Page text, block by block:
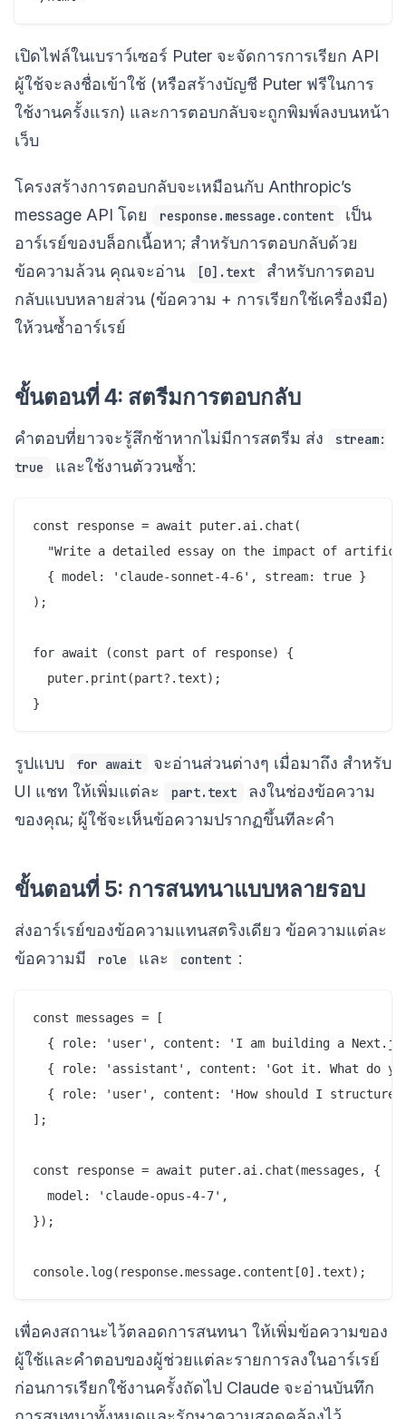
เปิดไฟล์ในเบราว์เซอร์ Puter จะจัดการการเรียก API
ผู้ใช้จะลงชื่อเข้าใช้ (หรือสร้างบัญชี Puter ฟรีในการ
ใช้งานครั้งแรก) และการตอบกลับจะถูกพิมพ์ลงบนหน้า
เว็บ
โครงสร้างการตอบกลับจะเหมือนกับ Anthropic’s
message API โดย
response.message.content
เป็น
อาร์เรย์ของบล็อกเนื้อหา; สำหรับการตอบกลับด้วย
ข้อความล้วน คุณจะอ่าน
[0].text
สำหรับการตอบ
กลับแบบหลายส่วน (ข้อความ + การเรียกใช้เครื่องมือ)
ให้วนซ้ำอาร์เรย์
ขั้นตอนที่ 4: สตรีมการตอบกลับ
คำตอบที่ยาวจะรู้สึกช้าหากไม่มีการสตรีม ส่ง
stream:
true
และใช้งานตัววนซ้ำ:
const response = await puter.ai.chat(
"Write a detailed essay on the impact of
  { model: 'claude-sonnet-4-6', stream: true }
);
for await (const part of response) {
  puter.print(part?.text);
รูปแบบ for await
จะอ่านส่วนต่างๆ เมื่อมาถึง สำหรับ
UI แชท ให้เพิ่มแต่ละ
part.text
ลงในช่องข้อความ
ของคุณ; ผู้ใช้จะเห็นข้อความปรากฏขึ้นทีละคำ
ขั้นตอนที่ 5: การสนทนาแบบหลายรอบ
ส่งอาร์เรย์ของข้อความแทนสตริงเดียว ข้อความแต่ละ
ข้อความมี
role และ content :
const messages = [
{ role: 'user', content: 'I am building a
{ role: 'assistant', content: 'Got it. What do
{ role: 'user', content: 'How should I structure
];
const response = await puter.ai.chat(messages, {
  model: 'claude-opus-4-7',
});
เพื่อคงสถานะไว้ตลอดการสนทนา ให้เพิ่มข้อความของ
ผู้ใช้และคำตอบของผู้ช่วยแต่ละรายการลงในอาร์เรย์
ก่อนการเรียกใช้งานครั้งถัดไป Claude จะอ่านบันทึก